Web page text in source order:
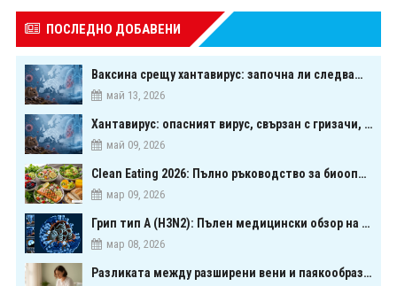
ПОСЛЕДНО ДОБАВЕНИ
Ваксина срещу хантавирус: започна ли следващата голяма надпревара в медицината?
май 13, 2026
Хантавирус: опасният вирус, свързан с гризачи, който предизвика тревога в Европа
май 09, 2026
Clean Eating 2026: Пълно ръководство за биооптимизация чрез хранене
мар 09, 2026
Грип тип A (H3N2): Пълен медицински обзор на сезонния щам през 2026 г.
мар 08, 2026
Разликата между разширени вени и паякообразни вени - и как наистина можете да ги предотвратите